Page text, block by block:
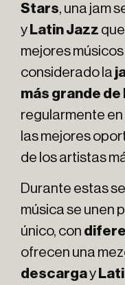
Stars, una jam
y Latin Jazz
mejores
considerado la
más grande
regularmente en
las mejores
de los artistas
Durante estas
música se unen
único, con
ofrecen una
descargay